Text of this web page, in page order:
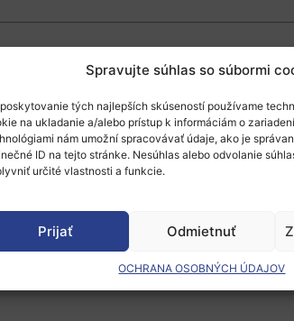
Spravujte súhlas so súbormi
tých najlepších skúseností používame
na ukladanie a/alebo prístup k informáciám o
nám umožní spracovávať údaje, ako je
ID na tejto stránke. Nesúhlas alebo odvolanie
určité vlastnosti a funkcie.
Prijať Odmietnuť
OCHRANA OSOBNÝCH ÚDAJOV
knižnica UNIZA a Žilinská
súvislostiach, ktoré sú s používaním AI
v Koncertnej sieni Fakulty humanitných